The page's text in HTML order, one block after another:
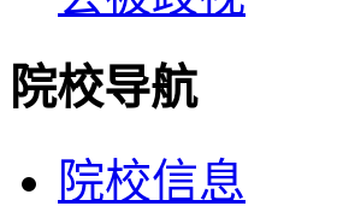
院校导航
院校信息